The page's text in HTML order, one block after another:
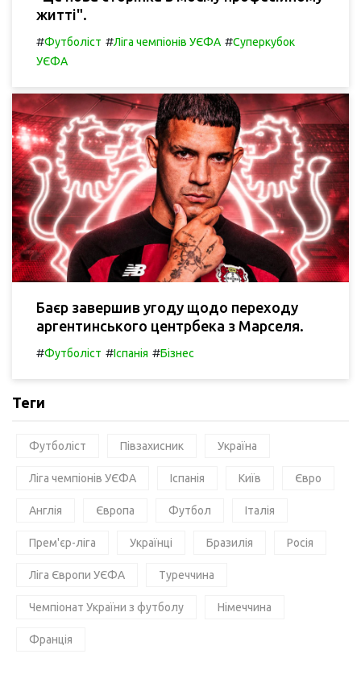
житті".
#Футболіст #Ліга чемпіонів УЄФА #Суперкубок
УЄФА
Баєр завершив угоду щодо переходу
аргентинського центрбека з Марселя.
#Футболіст #Іспанія #Бізнес
Теги
Футболіст Півзахисник Україна
Ліга чемпіонів УЄФА Іспанія Київ Євро
Англія Європа Футбол Італія
Прем'єр-ліга Українці Бразилія Росія
Ліга Європи УЄФА Туреччина
Чемпіонат України з футболу Німеччина
Франція